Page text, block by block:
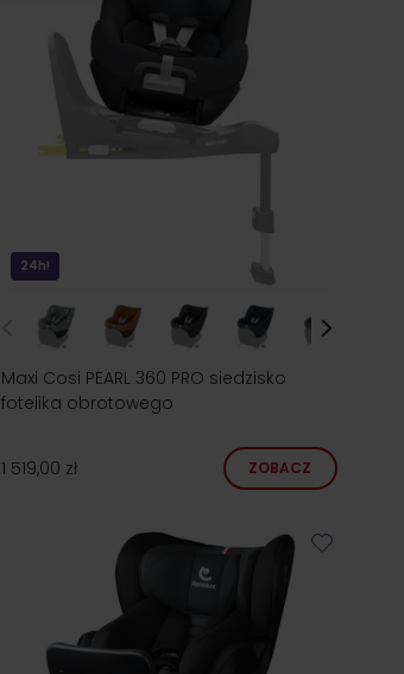
24h!
Maxi Cosi PEARL 360 PRO siedzisko
fotelika obrotowego
1 519,00 zł ZOBACZ